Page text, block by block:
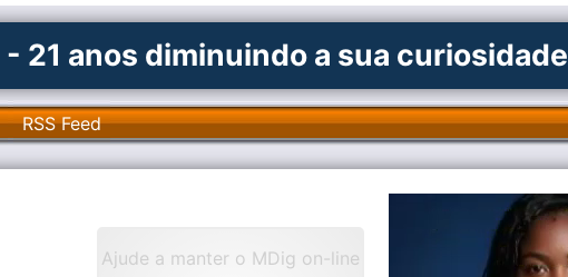
- 21 anos diminuindo a sua curiosidade
RSS Feed
Ajude a manter o MDig on-line